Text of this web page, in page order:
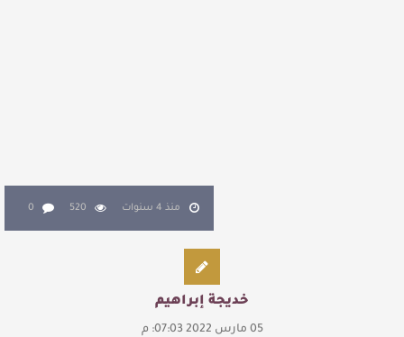
منذ 4 سنوات 520
0
خديجة إبراهيم
05 مارس 2022 07:03: م